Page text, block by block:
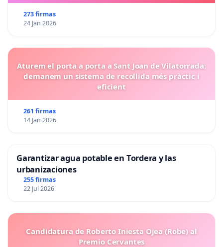
273 firmas
24 Jan 2026
Aturem el porta a porta a Sant Joan de Vilatorrada:
demanem un sistema de recollida més pràctic i
eficient
261 firmas
14 Jan 2026
Garantizar agua potable en Tordera y las
urbanizaciones
255 firmas
22 Jul 2026
Candidatura de Roberto Iniesta Ojea (Robe) al
Premio Cervantes